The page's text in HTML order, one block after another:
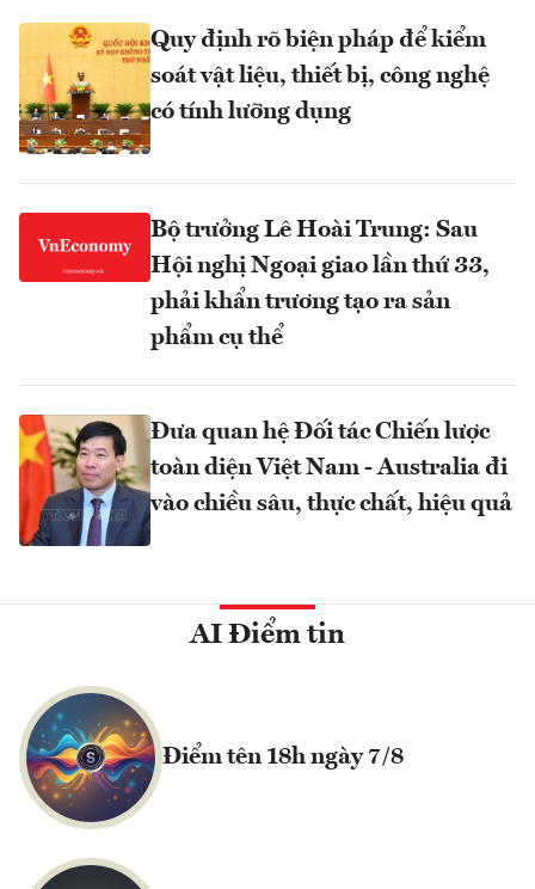
Quy định rõ biện pháp để kiểm
soát vật liệu, thiết bị, công nghệ
có tính lưỡng dụng
Bộ trưởng Lê Hoài Trung: Sau
Hội nghị Ngoại giao lần thứ 33,
phải khẩn trương tạo ra sản
phẩm cụ thể
Đưa quan hệ Đối tác Chiến lược
toàn diện Việt Nam - Australia đi
vào chiều sâu, thực chất, hiệu quả
AI Điểm tin
Điểm tên 18h ngày 7/8